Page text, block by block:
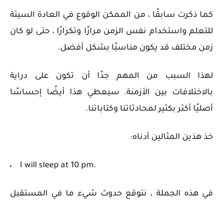
كما ذكرت سابقًا ، من الممكن الوقوع في العادة السيئة
للتعلم واستخدام نفس الزمن مرارًا وتكرارًا ، حتى لو كان
زمن مختلف قد يكون مناسبًا بشكل أفضل.
لهذا السبب من المهم جدًا أن تكون على دراية
بالاختلافات بين الأزمنة. سيعطي هذا أيضًا إحساسًا
أصليًا أكثر بكثير لمحادثاتنا وكتاباتنا.
خذ هذين المثالين أدناه:
I will sleep at 10 pm.
في هذه الجملة ، نتوقع حدوث شيء ما في المستقبل